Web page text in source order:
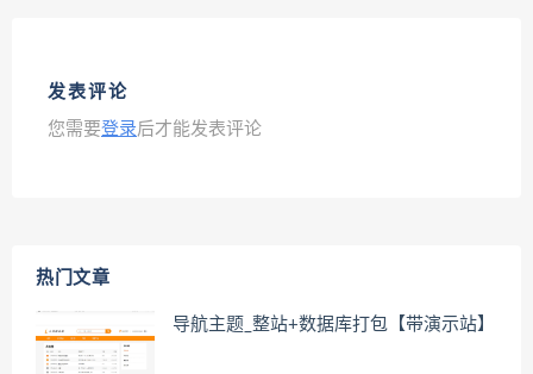
发表评论
您需要登录后才能发表评论
热门文章
导航主题_整站+数据库打包【带演示站】